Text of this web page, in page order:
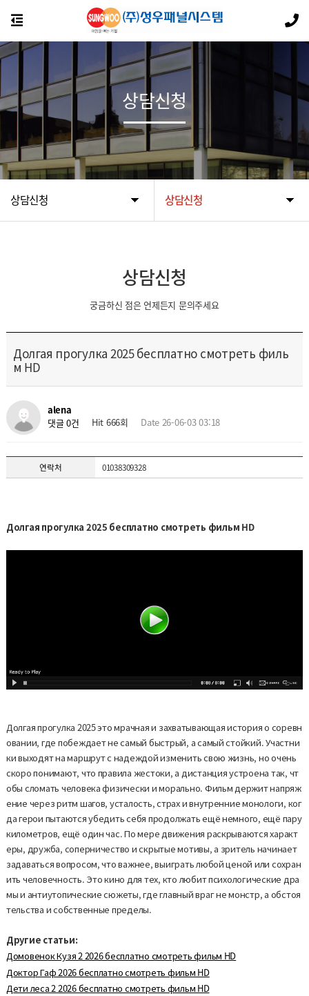
상담신청 상담신청
상담신청
상담신청
궁금하신 점은 언제든지 문의주세요
Долгая прогулка 2025 бесплатно смотреть филь
м HD
alena
댓글 0건
Hit 666회 Date 26-06-03 03:18
연락처 01038309328
Долгая прогулка 2025 бесплатно смотреть фильм HD
Долгая прогулка 2025 это мрачная и захватывающая история о соревн
овании, где побеждает не самый быстрый, а самый стойкий. Участни
ки выходят на маршрут с надеждой изменить свою жизнь, но очень
скоро понимают, что правила жестоки, а дистанция устроена так, чт
обы сломать человека физически и морально. Фильм держит напряж
ение через ритм шагов, усталость, страх и внутренние монологи, ког
да герои пытаются убедить себя продолжать ещё немного, ещё пару
километров, ещё один час. По мере движения раскрываются характ
еры, дружба, соперничество и скрытые мотивы, а зритель начинает
задаваться вопросом, что важнее, выиграть любой ценой или сохран
ить человечность. Это кино для тех, кто любит психологические дра
мы и антиутопические сюжеты, где главный враг не монстр, а обстоя
тельства и собственные пределы.
Другие статьи:
Домовенок Кузя 2 2026 бесплатно смотреть фильм HD
Доктор Гаф 2026 бесплатно смотреть фильм HD
Дети леса 2 2026 бесплатно смотреть фильм HD